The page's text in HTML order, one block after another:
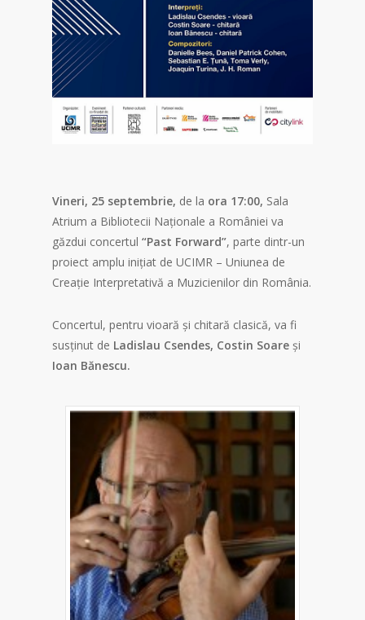
Vineri, 25 septembrie, de la ora 17:00, Sala
Atrium a Bibliotecii Naționale a României va
găzdui concertul “Past Forward”, parte dintr-un
proiect amplu inițiat de UCIMR – Uniunea de
Creație Interpretativă a Muzicienilor din România.
Concertul, pentru vioară și chitară clasică, va fi
susținut de Ladislau Csendes, Costin Soare și
Ioan Bănescu.